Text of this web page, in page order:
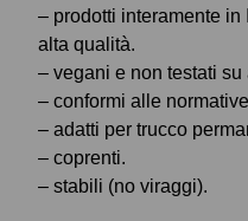
– prodotti interamente
alta qualità.
– vegani e non testati su
– conformi alle
– adatti per trucco
– coprenti.
– stabili (no viraggi).